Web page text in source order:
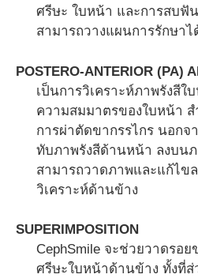
ศรีษะ ใบหน้า และการสบฟั
สามารถวางแผนการรักษาไ
POSTERO-ANTERIOR (PA)
เป็นการวิเคราะห์ภาพรังสี
ความสมมาตรของใบหน้า
การผ่าตัดขากรรไกร นอกจ
ทับภาพรังสีด้านหน้า ลงบน
สามารถวาดภาพและแก้ไข
วิเคราะห์ด้านข้าง
SUPERIMPOSITION
CephSmile จะช่วยวาดรอย
ศรีษะใบหน้าด้านข้าง ทั้งที่ส่